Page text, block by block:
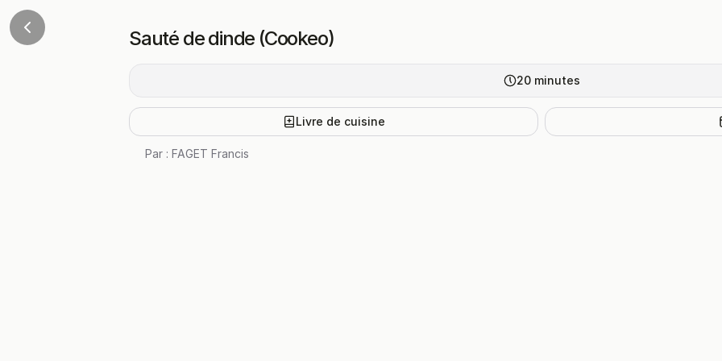
Sauté de dinde (Cookeo)
20 minutes
Livre de cuisine
Par : FAGET Francis